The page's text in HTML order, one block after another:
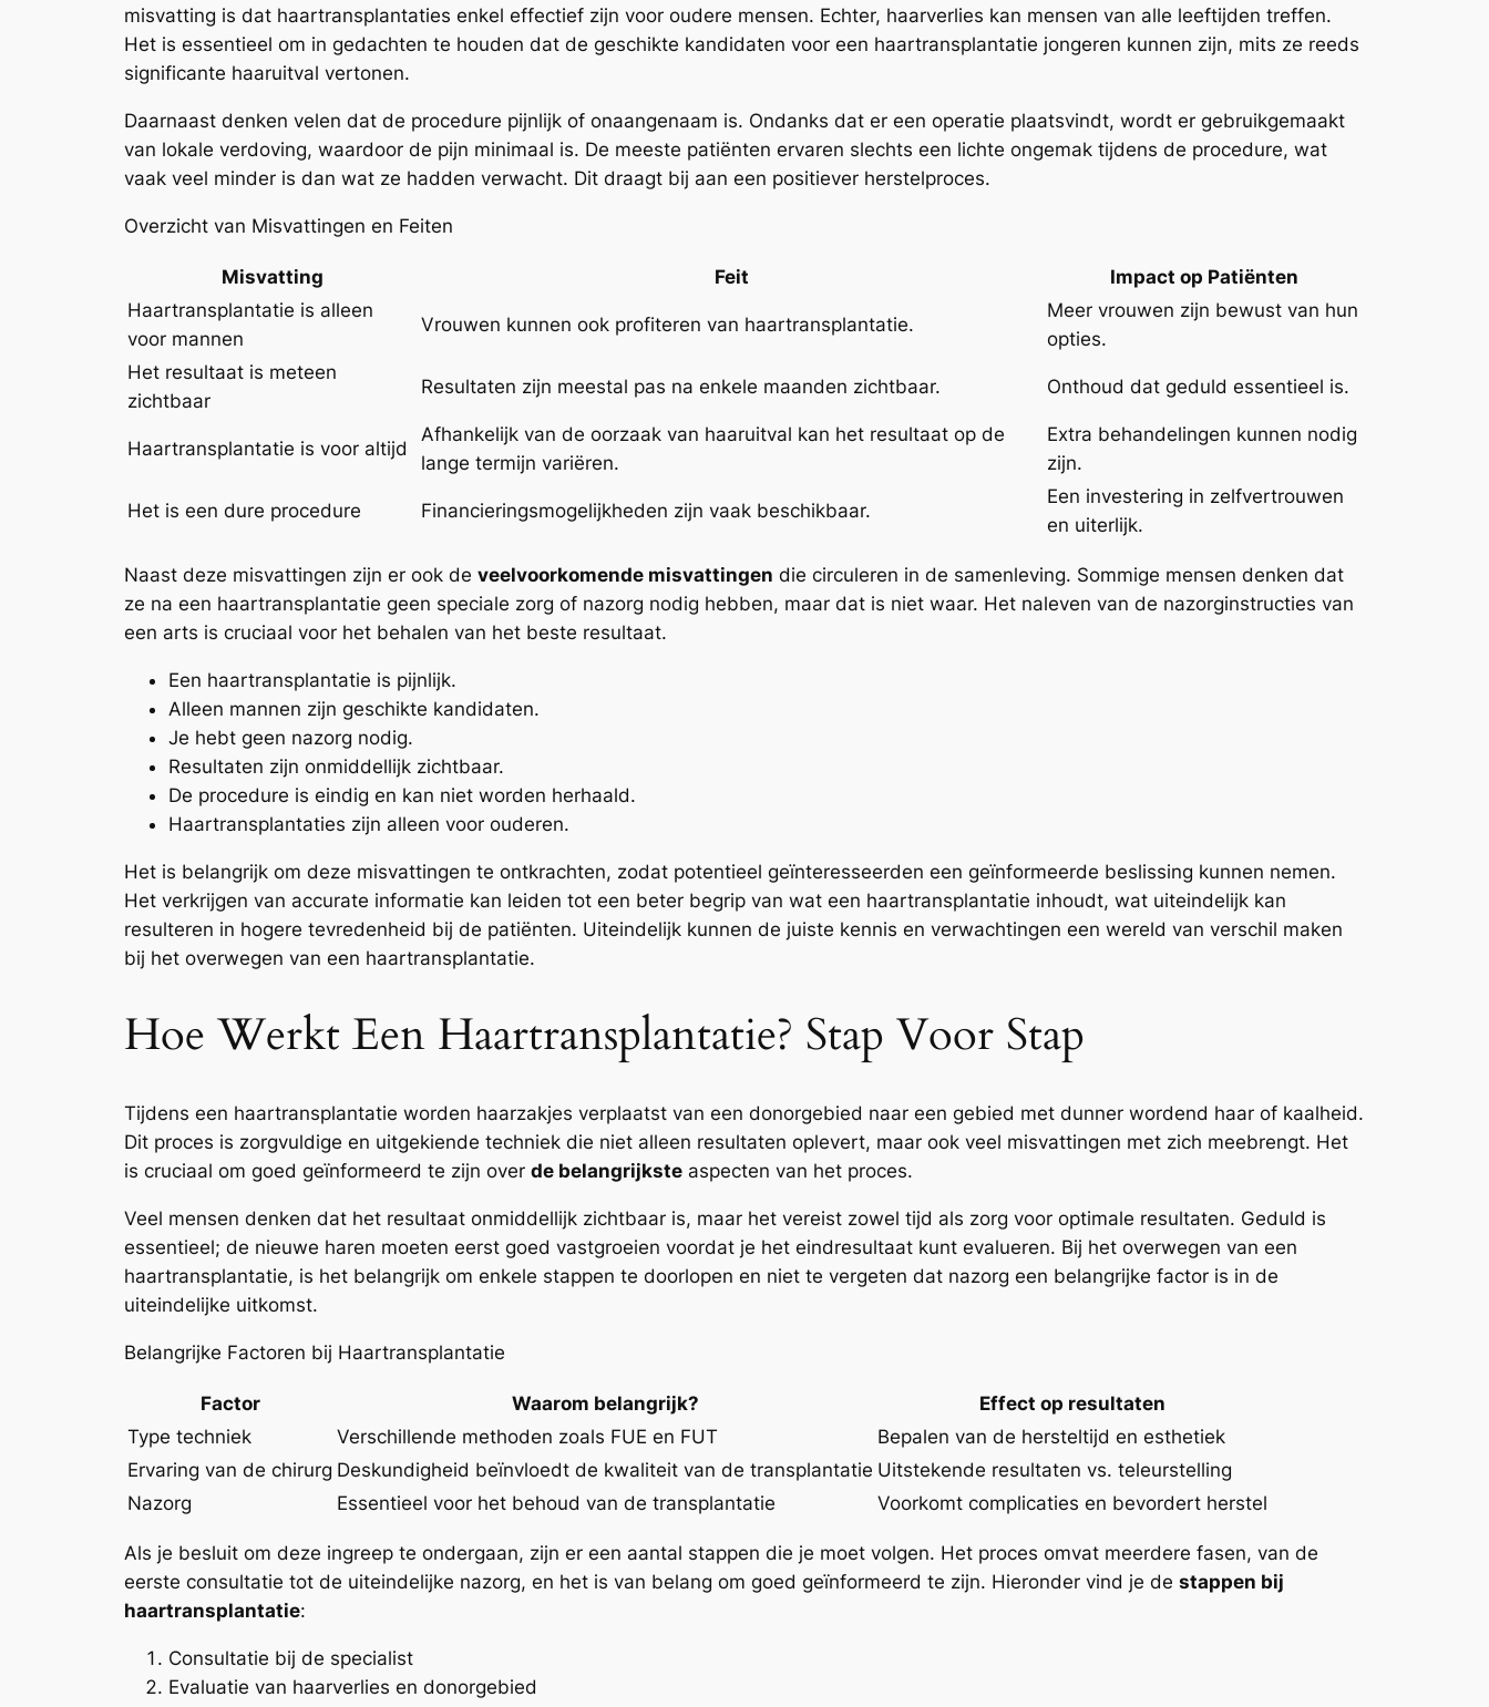
misvatting is dat haartransplantaties enkel effectief zijn voor oudere mensen. Echter, haarverlies kan mensen van alle leeftijden treffen.
Het is essentieel om in gedachten te houden dat de geschikte kandidaten voor een haartransplantatie jongeren kunnen zijn, mits ze reeds
significante haaruitval vertonen.
Daarnaast denken velen dat de procedure pijnlijk of onaangenaam is. Ondanks dat er een operatie plaatsvindt, wordt er gebruikgemaakt
van lokale verdoving, waardoor de pijn minimaal is. De meeste patiënten ervaren slechts een lichte ongemak tijdens de procedure, wat
vaak veel minder is dan wat ze hadden verwacht. Dit draagt bij aan een positiever herstelproces.
Overzicht van Misvattingen en Feiten
Misvatting Feit
Impact op Patiënten
Haartransplantatie is alleen
voor mannen
Vrouwen kunnen ook profiteren van haartransplantatie.
Meer vrouwen zijn bewust van hun
opties.
Het resultaat is meteen
zichtbaar
Resultaten zijn meestal pas na enkele maanden zichtbaar. Onthoud dat geduld essentieel is.
Haartransplantatie is voor altijd
Afhankelijk van de oorzaak van haaruitval kan het resultaat op de
lange termijn variëren.
Extra behandelingen kunnen nodig
zijn.
Het is een dure procedure Financieringsmogelijkheden zijn vaak beschikbaar.
Een investering in zelfvertrouwen
en uiterlijk.
Naast deze misvattingen zijn er ook de veelvoorkomende misvattingen die circuleren in de samenleving. Sommige mensen denken dat
ze na een haartransplantatie geen speciale zorg of nazorg nodig hebben, maar dat is niet waar. Het naleven van de nazorginstructies van
een arts is cruciaal voor het behalen van het beste resultaat.
Een haartransplantatie is pijnlijk.
Alleen mannen zijn geschikte kandidaten.
Je hebt geen nazorg nodig.
Resultaten zijn onmiddellijk zichtbaar.
De procedure is eindig en kan niet worden herhaald.
Haartransplantaties zijn alleen voor ouderen.
Het is belangrijk om deze misvattingen te ontkrachten, zodat potentieel geïnteresseerden een geïnformeerde beslissing kunnen nemen.
Het verkrijgen van accurate informatie kan leiden tot een beter begrip van wat een haartransplantatie inhoudt, wat uiteindelijk kan
resulteren in hogere tevredenheid bij de patiënten. Uiteindelijk kunnen de juiste kennis en verwachtingen een wereld van verschil maken
bij het overwegen van een haartransplantatie.
Hoe Werkt Een Haartransplantatie? Stap Voor Stap
Tijdens een haartransplantatie worden haarzakjes verplaatst van een donorgebied naar een gebied met dunner wordend haar of kaalheid.
Dit proces is zorgvuldige en uitgekiende techniek die niet alleen resultaten oplevert, maar ook veel misvattingen met zich meebrengt. Het
is cruciaal om goed geïnformeerd te zijn over de belangrijkste aspecten van het proces.
Veel mensen denken dat het resultaat onmiddellijk zichtbaar is, maar het vereist zowel tijd als zorg voor optimale resultaten. Geduld is
essentieel; de nieuwe haren moeten eerst goed vastgroeien voordat je het eindresultaat kunt evalueren. Bij het overwegen van een
haartransplantatie, is het belangrijk om enkele stappen te doorlopen en niet te vergeten dat nazorg een belangrijke factor is in de
uiteindelijke uitkomst.
Belangrijke Factoren bij Haartransplantatie
Factor Waarom belangrijk?
Effect op resultaten
Type techniek
Verschillende methoden zoals FUE en FUT
Bepalen van de hersteltijd en esthetiek
Ervaring van de chirurg Deskundigheid beïnvloedt de kwaliteit van de transplantatie Uitstekende resultaten vs. teleurstelling
Nazorg
Essentieel voor het behoud van de transplantatie Voorkomt complicaties en bevordert herstel
Als je besluit om deze ingreep te ondergaan, zijn er een aantal stappen die je moet volgen. Het proces omvat meerdere fasen, van de
eerste consultatie tot de uiteindelijke nazorg, en het is van belang om goed geïnformeerd te zijn. Hieronder vind je de stappen bij
haartransplantatie:
Consultatie bij de specialist
Evaluatie van haarverlies en donorgebied